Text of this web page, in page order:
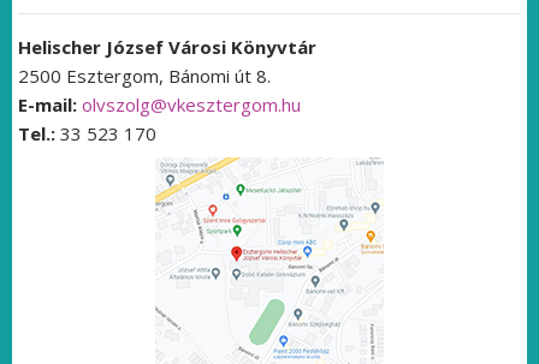
Helischer József Városi Könyvtár
2500 Esztergom, Bánomi út 8.
E-mail: olvszolg@vkesztergom.hu
Tel.: 33 523 170